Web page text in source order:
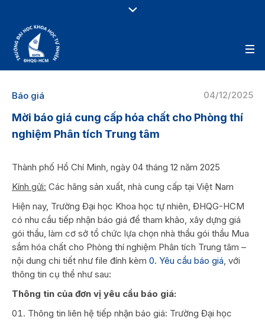
04/12/2025
Báo giá
Mời báo giá cung cấp hóa chất cho Phòng thí
nghiệm Phân tích Trung tâm
Thành phố Hồ Chí Minh, ngày 04 tháng 12 năm 2025
Kính gửi: Các hãng sản xuất, nhà cung cấp tại Việt Nam
Hiện nay, Trường Đại học Khoa học tự nhiên, ĐHQG-HCM
có nhu cầu tiếp nhận báo giá để tham khảo, xây dựng giá
gói thầu, làm cơ sở tổ chức lựa chọn nhà thầu gói thầu Mua
sắm hóa chất cho Phòng thí nghiệm Phân tích Trung tâm –
nội dung chi tiết như file đính kèm 0. Yêu cầu báo giá, với
thông tin cụ thể như sau:
Thông tin của đơn vị yêu cầu báo giá:
Thông tin liên hệ tiếp nhận báo giá: Trường Đại học